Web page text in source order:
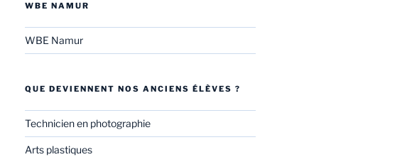
WBE NAMUR
WBE Namur
QUE DEVIENNENT NOS ANCIENS ÉLÈVES ?
Technicien en photographie
Arts plastiques